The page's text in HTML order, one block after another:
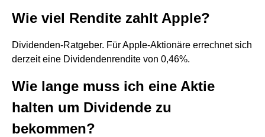
Wie viel Rendite zahlt Apple?
Dividenden-Ratgeber. Für Apple-Aktionäre errechnet sich
derzeit eine Dividendenrendite von 0,46%.
Wie lange muss ich eine Aktie
halten um Dividende zu
bekommen?